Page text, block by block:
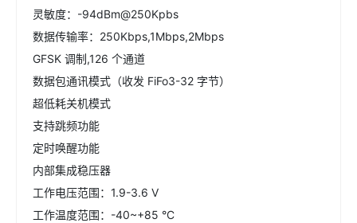
灵敏度：-94dBm@250Kpbs
数据传输率：250Kbps,1Mbps,2Mbps
GFSK 调制,126 个通道
数据包通讯模式（收发 FiFo3-32 字节）
超低耗关机模式
支持跳频功能
定时唤醒功能
内部集成稳压器
工作电压范围：1.9-3.6 V
工作温度范围：-40~+85 °C